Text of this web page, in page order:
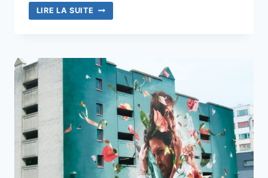
LIRE LA SUITE NORM
ABARTIG
VANDALE
NE
MEURT
JAMAIS !